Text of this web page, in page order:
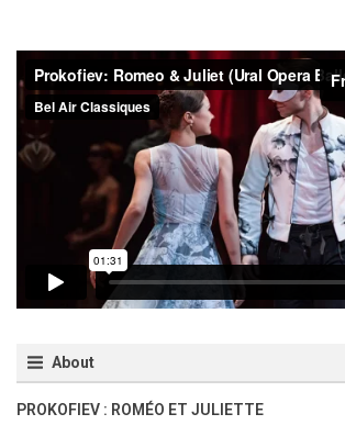
About
PROKOFIEV : ROMÉO ET JULIETTE